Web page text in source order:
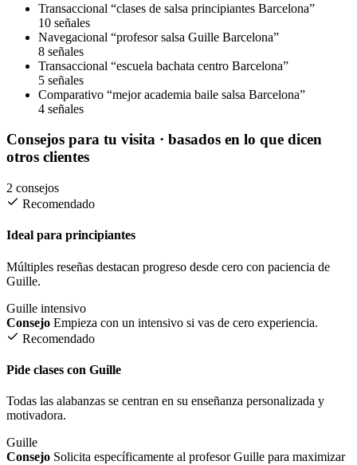
Transaccional “clases de salsa principiantes Barcelona”
10 señales
Navegacional “profesor salsa Guille Barcelona”
8 señales
Transaccional “escuela bachata centro Barcelona”
5 señales
Comparativo “mejor academia baile salsa Barcelona”
4 señales
Consejos para tu visita · basados en lo que dicen
otros clientes
2 consejos
Recomendado
Ideal para principiantes
Múltiples reseñas destacan progreso desde cero con paciencia de
Guille.
Guille intensivo
Consejo Empieza con un intensivo si vas de cero experiencia.
Recomendado
Pide clases con Guille
Todas las alabanzas se centran en su enseñanza personalizada y
motivadora.
Guille
Consejo Solicita específicamente al profesor Guille para maximizar